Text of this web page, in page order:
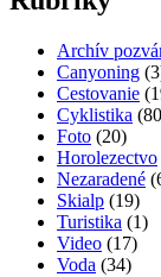
Archív
Canyoning
Cestovanie
Cyklistika
Foto (20)
Horolezectvo
Nezaradené
Skialp (19)
Turistika (1)
Video (17)
Voda (34)